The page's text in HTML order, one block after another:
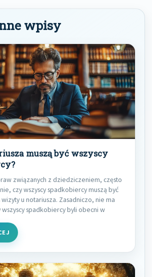
wpisy
muszą być wszyscy
związanych z dziedziczeniem, często
czy wszyscy spadkobiercy muszą być
u notariusza. Zasadniczo, nie ma
spadkobiercy byli obecni w